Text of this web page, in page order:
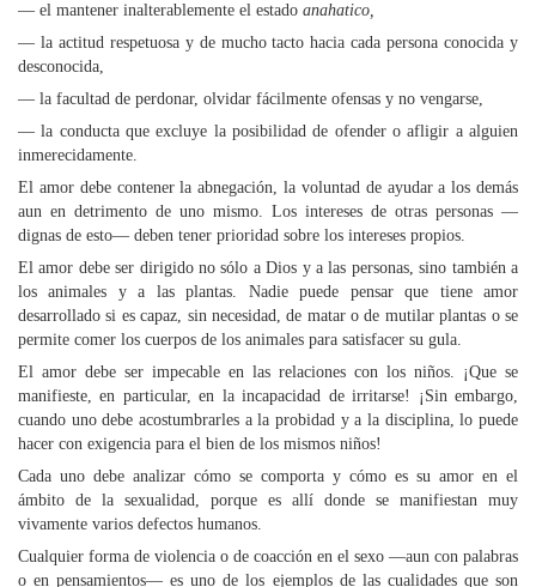
— el mantener inalterablemente el estado anahatico,
— la actitud respetuosa y de mucho tacto hacia cada persona conocida y
desconocida,
— la facultad de perdonar, olvidar fácilmente ofensas y no vengarse,
— la conducta que excluye la posibilidad de ofender o afligir a alguien
inmerecidamente.
El amor debe contener la abnegación, la voluntad de ayudar a los demás
aun en detrimento de uno mismo. Los intereses de otras personas —
dignas de esto— deben tener prioridad sobre los intereses propios.
El amor debe ser dirigido no sólo a Dios y a las personas, sino también a
los animales y a las plantas. Nadie puede pensar que tiene amor
desarrollado si es capaz, sin necesidad, de matar o de mutilar plantas o se
permite comer los cuerpos de los animales para satisfacer su gula.
El amor debe ser impecable en las relaciones con los niños. ¡Que se
manifieste, en particular, en la incapacidad de irritarse! ¡Sin embargo,
cuando uno debe acostumbrarles a la probidad y a la disciplina, lo puede
hacer con exigencia para el bien de los mismos niños!
Cada uno debe analizar cómo se comporta y cómo es su amor en el
ámbito de la sexualidad, porque es allí donde se manifiestan muy
vivamente varios defectos humanos.
Cualquier forma de violencia o de coacción en el sexo —aun con palabras
o en pensamientos— es uno de los ejemplos de las cualidades que son